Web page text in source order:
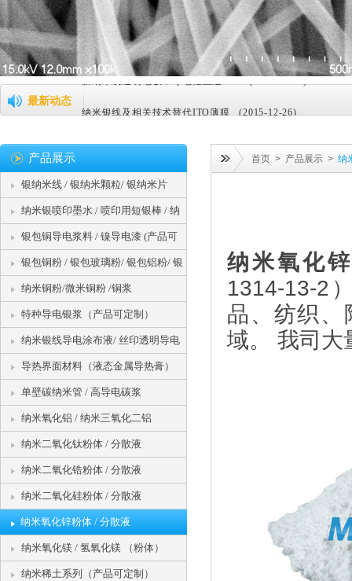
最新动态
碳化硅的性能和用途 (2022-03-31)
新纳米线透明电极，导电性直追ITO (2015-12-26)
据传iPad Pro将搭载纳米银线，Silver Nanowires 到底有何
纳米银或将替代ITO成为主流 (2015-12-26)
纳米银线助力柔性屏幕，明年将实现产业化 (2015-12-26)
崇越新材料纳米银线或成ITO薄膜强势替代技术 (2016-03-
纳米银相关知识介绍 (2016-03-20)
纳米金：从航天到人体细胞，创造着巨大价值 (2016-03-20)
纳米金与传统黄金的区别 (2016-03-20)
银纳米线在高功率LED中的规模化应用 (2016-03-20)
金属纳米材料在纺织领域被广泛应用 (2016-03-20)
以纳米银为代表的金属纳米导电油墨市场前景广阔 (2016-
纳米材料在化工领域被广泛应用 (2016-03-20)
金属纳米材料在医疗领域被广泛应用 (2016-03-20)
纳米银线助力柔性屏幕，柔性触摸屏有望明年实现产业化
产品展示
银纳米线 / 银纳米颗粒/ 银纳米片
纳米银喷印墨水 / 喷印用短银棒 / 纳
米银粉银包铜导电浆料 / 镍导电漆 (产品可
定制)银包铜粉 / 银包玻璃粉/ 银包铝粉/ 银
包镍粉纳米铜粉/微米铜粉 /铜浆
特种导电银浆（产品可定制）
纳米银线导电涂布液/ 丝印透明导电
油墨 导热界面材料（液态金属导热膏）
单壁碳纳米管 / 高导电碳浆
纳米氧化铝 / 纳米三氧化二铝
纳米二氧化钛粉体 / 分散液
纳米二氧化锆粉体 / 分散液
纳米二氧化硅粉体 / 分散液
纳米氧化锌粉体 / 分散液
纳米氧化镁 / 氢氧化镁 （粉体）
纳米稀土系列（产品可定制）
首页 > 产品展示 > 纳
纳米氧化
1314-13-2
品、纺织、
域。 我司大